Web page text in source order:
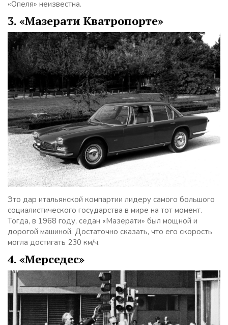
«Опеля» неизвестна.
3. «Мазерати Кватропорте»
Это дар итальянской компартии лидеру самого большого
социалистического государства в мире на тот момент.
Тогда, в 1968 году, седан «Мазерати» был мощной и
дорогой машиной. Достаточно сказать, что его скорость
могла достигать 230 км/ч.
4. «Мерседес»